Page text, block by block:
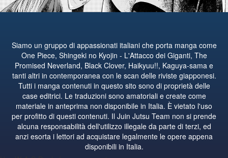
Siamo un gruppo di appassionati italiani che porta manga come
One Piece, Shingeki no Kyojin - L'Attacco dei Giganti, The
Promised Neverland, Black Clover, Haikyuu!!, Kaguya-sama e
tanti altri in contemporanea con le scan delle riviste giapponesi.
Tutti i manga contenuti in questo sito sono di proprietà delle
case editrici. Le traduzioni sono amatoriali e create come
materiale in anteprima non disponibile in Italia. È vietato l'uso
per profitto di questi contenuti. Il Juin Jutsu Team non si prende
alcuna responsabilità dell'utilizzo illegale da parte di terzi, ed
anzi esorta i lettori ad acquistare legalmente le opere appena
disponibili in Italia.